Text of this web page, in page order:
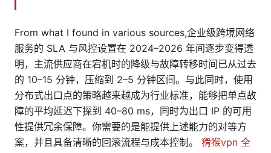
From what I found in various sources,企业级跨境网络
服务的 SLA 与风控设置在 2024–2026 年间逐步变得透
明，主流供应商在宕机时的降级与故障转移时间已从过去
的 10–15 分钟，压缩到 2–5 分钟区间。与此同时，使用
分布式出口点的策略越来越成为行业标准，能够把单点故
障的平均延迟下探到 40–80 ms，同时为出口 IP 的可用
性提供冗余保障。你需要的是能提供上述能力的对等方
案，并且具备清晰的回滚流程与成本控制。 猾猴vpn 全